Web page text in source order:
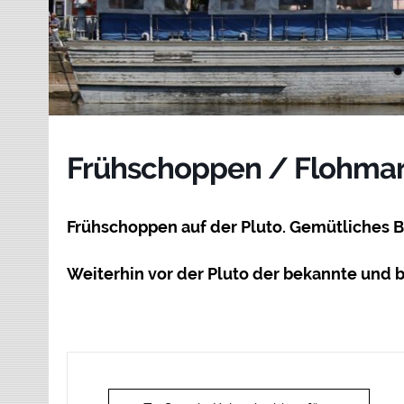
Frühschoppen /
Frühschoppen auf der Pluto. Gemütliches
Weiterhin vor der Pluto der bekannte und